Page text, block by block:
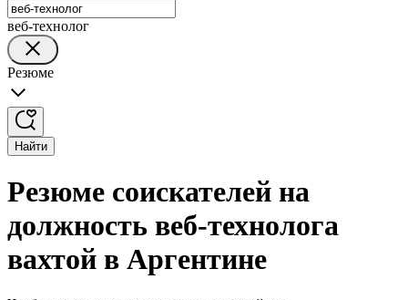
веб-технолог
Резюме
Найти
Резюме соискателей на
должность веб-технолога
вахтой в Аргентине